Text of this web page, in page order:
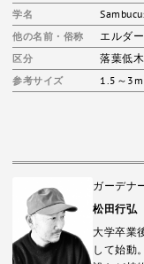
学名
他の名前・俗称 エルダー
区分 落葉低木
参考サイズ 1.5～3m
ガーデナ
松田行弘
大学卒業
して始動